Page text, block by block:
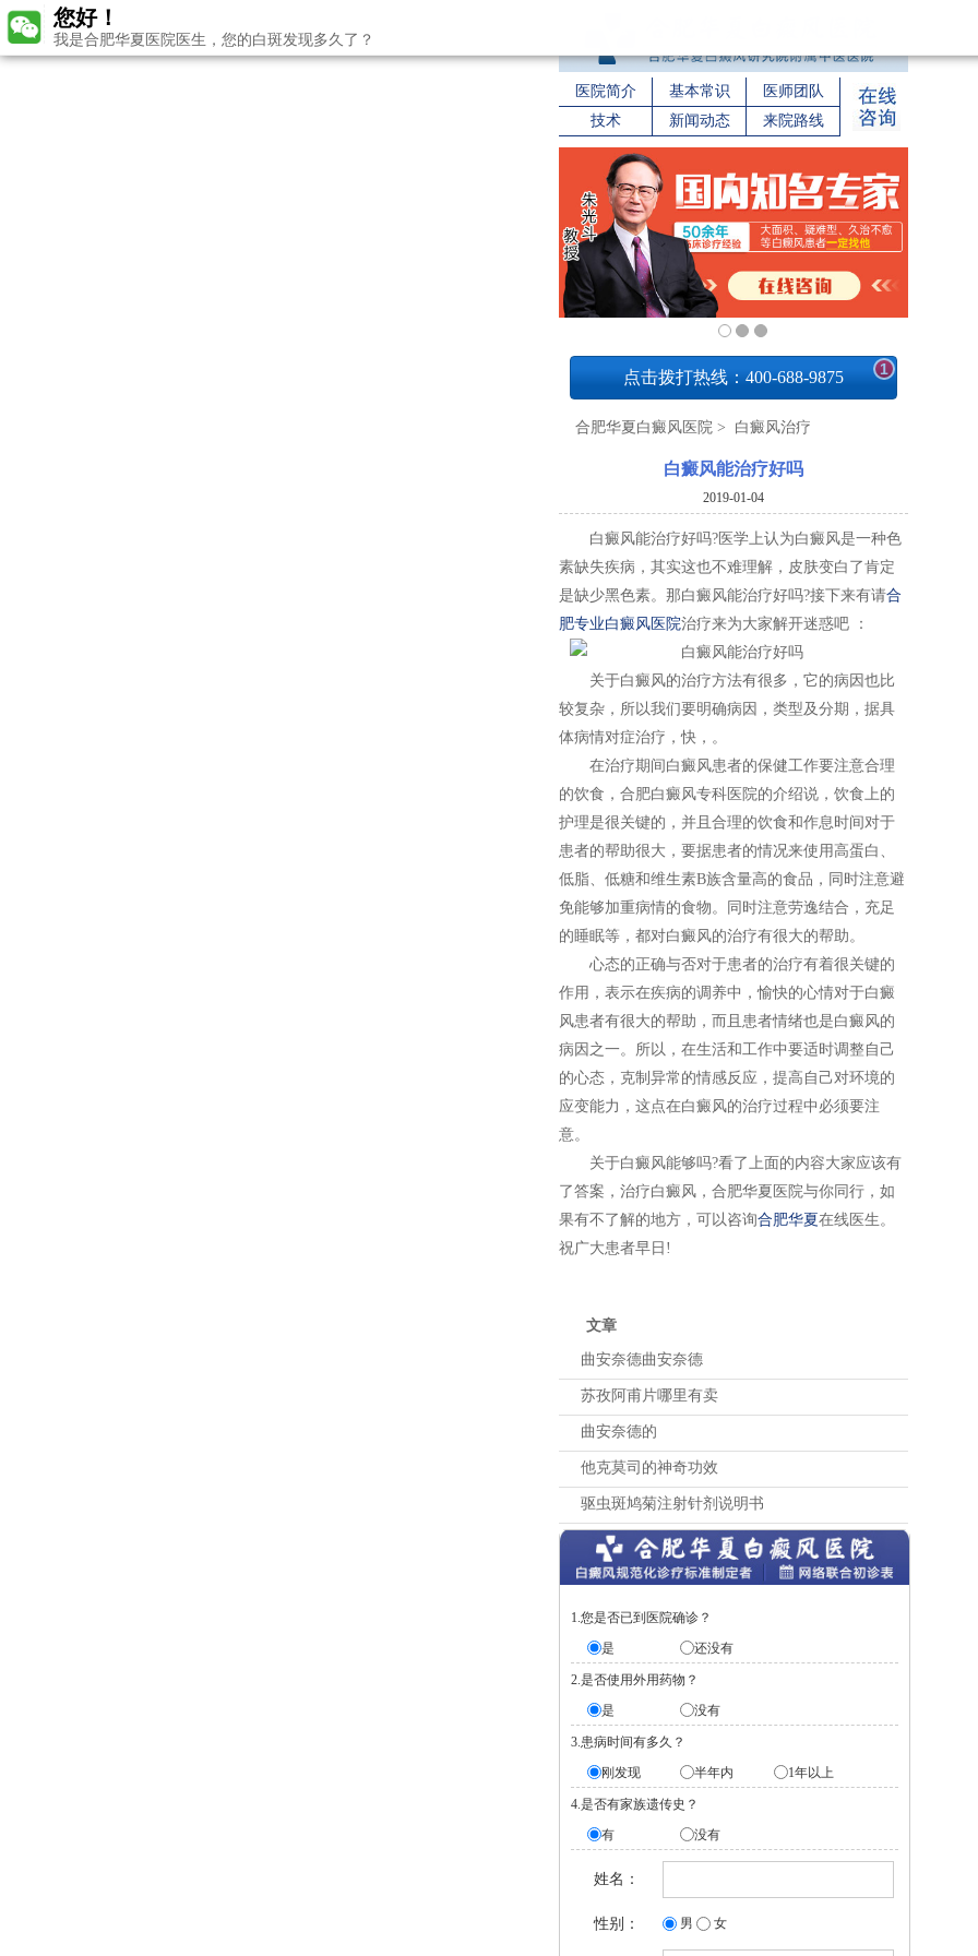
医院简介 基本常识
医师团队
技术
新闻动态 来院路线
点击拨打热线：400-688-9875 1
合肥华夏白癜风医院 > 白癜风治疗
白癜风能治疗好吗
2019-01-04
白癜风能治疗好吗?医学上认为白癜风是一种色
素缺失疾病，其实这也不难理解，皮肤变白了肯定
是缺少黑色素。那白癜风能治疗好吗?接下来有请合
肥专业白癜风医院治疗来为大家解开迷惑吧 ：
关于白癜风的治疗方法有很多，它的病因也比
较复杂，所以我们要明确病因，类型及分期，据具
体病情对症治疗，快，。
在治疗期间白癜风患者的保健工作要注意合理
的饮食，合肥白癜风专科医院的介绍说，饮食上的
护理是很关键的，并且合理的饮食和作息时间对于
患者的帮助很大，要据患者的情况来使用高蛋白、
低脂、低糖和维生素B族含量高的食品，同时注意避
免能够加重病情的食物。同时注意劳逸结合，充足
的睡眠等，都对白癜风的治疗有很大的帮助。
心态的正确与否对于患者的治疗有着很关键的
作用，表示在疾病的调养中，愉快的心情对于白癜
风患者有很大的帮助，而且患者情绪也是白癜风的
病因之一。所以，在生活和工作中要适时调整自己
的心态，克制异常的情感反应，提高自己对环境的
应变能力，这点在白癜风的治疗过程中必须要注
意。
关于白癜风能够吗?看了上面的内容大家应该有
了答案，治疗白癜风，合肥华夏医院与你同行，如
果有不了解的地方，可以咨询合肥华夏在线医生。
祝广大患者早日!
文章
曲安奈德曲安奈德
苏孜阿甫片哪里有卖
曲安奈德的
他克莫司的神奇功效
驱虫斑鸠菊注射针剂说明书
1.您是否已到医院确诊？
是
还没有
2.是否使用外用药物？
是
没有
3.患病时间有多久？
刚发现
半年内 1年以上
4.是否有家族遗传史？
有
没有
姓名：
性别： 男 女
您好！
我是合肥华夏医院医生，您的白斑发现多久了？